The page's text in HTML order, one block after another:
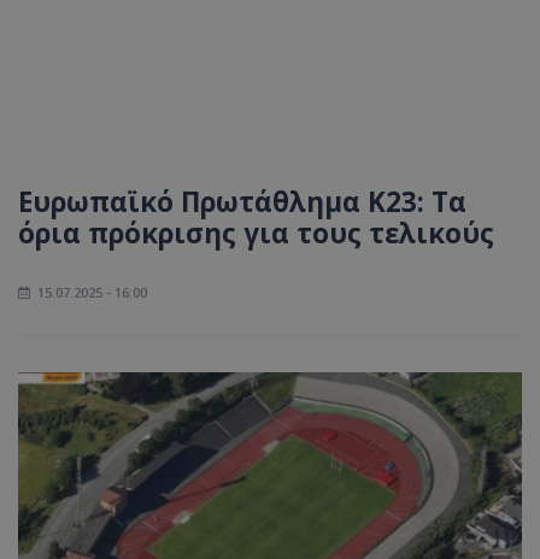
Ευρωπαϊκό Πρωτάθλημα Κ23: Τα
όρια πρόκρισης για τους τελικούς
15.07.2025 - 16:00